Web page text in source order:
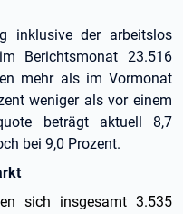
inklusive der arbeitslos
Berichtsmonat 23.516
mehr als im Vormonat
weniger als vor einem
beträgt aktuell 8,7
bei 9,0 Prozent.
sich insgesamt 3.535